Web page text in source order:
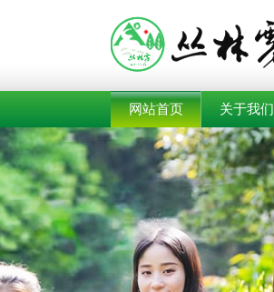
网站首页 关于我们